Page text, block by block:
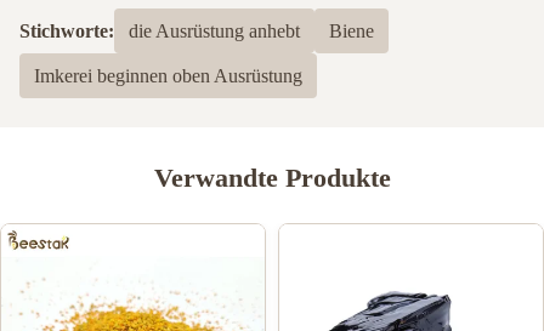
Basierend auf 50 jüngsten Bewertungen
5
A Angel Angelov
Jan 20.2023
Great communication, professionalism, special thanks to miss
Stichworte: die Ausrüstung anhebt Biene
Imkerei beginnen oben Ausrüstung
Verwandte Produkte